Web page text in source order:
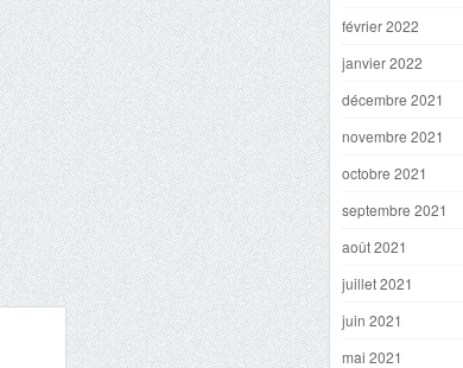
février 2022
janvier 2022
décembre 2021
novembre 2021
octobre 2021
septembre 2021
août 2021
juillet 2021
juin 2021
mai 2021